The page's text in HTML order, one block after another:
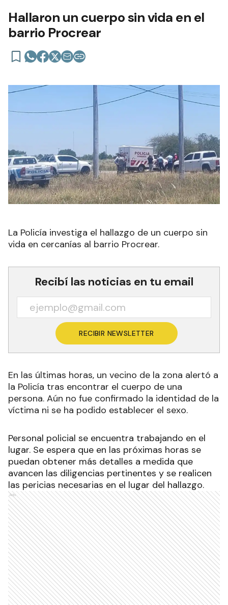
Hallaron un cuerpo sin vida en el
barrio Procrear
La Policía investiga el hallazgo de un cuerpo sin
vida en cercanías al barrio Procrear.
Recibí las noticias en tu email
RECIBIR NEWSLETTER
En las últimas horas, un vecino de la zona alertó a
la Policía tras encontrar el cuerpo de una
persona. Aún no fue confirmado la identidad de la
víctima ni se ha podido establecer el sexo.
Personal policial se encuentra trabajando en el
lugar. Se espera que en las próximas horas se
puedan obtener más detalles a medida que
avancen las diligencias pertinentes y se realicen
las pericias necesarias en el lugar del hallazgo.
Ads